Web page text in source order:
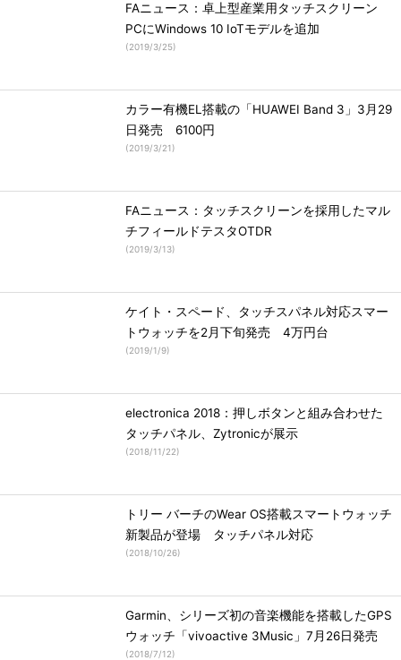
FAニュース：卓上型産業用タッチスクリーン
PCにWindows 10 IoTモデルを追加
(2019/3/25)
カラー有機EL搭載の「HUAWEI Band 3」3月29
日発売 6100円
(2019/3/21)
FAニュース：タッチスクリーンを採用したマル
チフィールドテスタOTDR
(2019/3/13)
ケイト・スペード、タッチスパネル対応スマー
トウォッチを2月下旬発売 4万円台
(2019/1/9)
electronica 2018：押しボタンと組み合わせた
タッチパネル、Zytronicが展示
(2018/11/22)
トリー バーチのWear OS搭載スマートウォッチ
新製品が登場 タッチパネル対応
(2018/10/26)
Garmin、シリーズ初の音楽機能を搭載したGPS
ウォッチ「vivoactive 3Music」7月26日発売
(2018/7/12)